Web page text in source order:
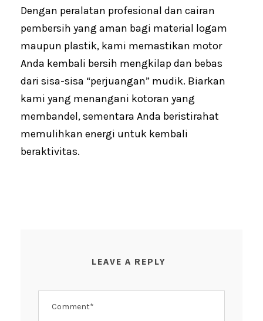
Dengan peralatan profesional dan cairan
pembersih yang aman bagi material logam
maupun plastik, kami memastikan motor
Anda kembali bersih mengkilap dan bebas
dari sisa-sisa “perjuangan” mudik. Biarkan
kami yang menangani kotoran yang
membandel, sementara Anda beristirahat
memulihkan energi untuk kembali
beraktivitas.
LEAVE A REPLY